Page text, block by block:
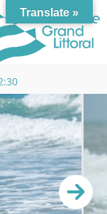
Translate »